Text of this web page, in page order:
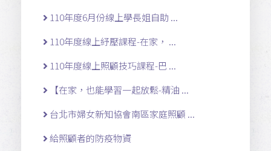
110年度6月份線上學長姐自助 ...
110年度線上紓壓課程-在家， ...
110年度線上照顧技巧課程-巴 ...
【在家，也能學習一起放鬆-精油 ...
台北市婦女新知協會南區家庭照顧 ...
給照顧者的防疫物資